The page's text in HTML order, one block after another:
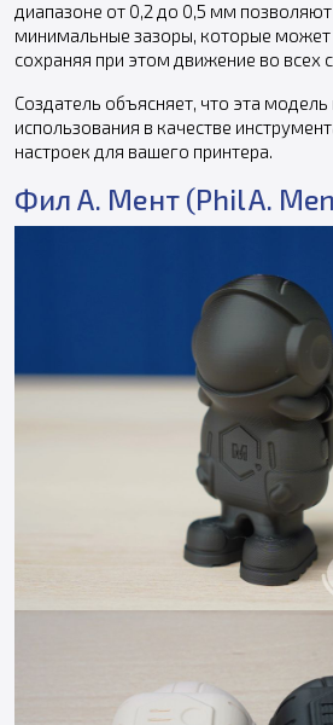
диапазоне от 0,2 до 0,5 мм
минимальные зазоры, которые может
сохраняя при этом движение во всех
Создатель объясняет, что эта
использования в качестве
настроек для вашего принтера.
Фил А. Мент (Phil A.